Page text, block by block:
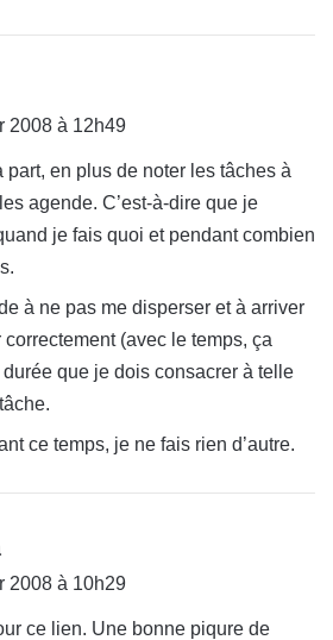
i 2008 à 12h49
part, en plus de noter les tâches à
agende. C’est-à-dire que je
je fais quoi et pendant combien
à ne pas me disperser et à arriver
correctement (avec le temps, ça
que je dois consacrer à telle
ce temps, je ne fais rien d’autre.
i 2008 à 10h29
ce lien. Une bonne piqure de